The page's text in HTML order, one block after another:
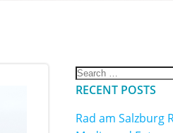
Search
for:
RECENT POSTS
Rad am Salzburg